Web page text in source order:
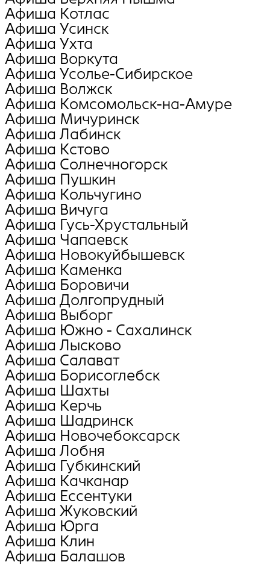
Афиша Котлас
Афиша Усинск
Афиша Ухта
Афиша Воркута
Афиша Усолье-Сибирское
Афиша Волжск
Афиша Комсомольск-на-Амуре
Афиша Мичуринск
Афиша Лабинск
Афиша Кстово
Афиша Солнечногорск
Афиша Пушкин
Афиша Кольчугино
Афиша Вичуга
Афиша Гусь-Хрустальный
Афиша Чапаевск
Афиша Новокуйбышевск
Афиша Каменка
Афиша Боровичи
Афиша Долгопрудный
Афиша Выборг
Афиша Южно - Сахалинск
Афиша Лысково
Афиша Салават
Афиша Борисоглебск
Афиша Шахты
Афиша Керчь
Афиша Шадринск
Афиша Новочебоксарск
Афиша Лобня
Афиша Губкинский
Афиша Качканар
Афиша Ессентуки
Афиша Жуковский
Афиша Юрга
Афиша Клин
Афиша Балашов